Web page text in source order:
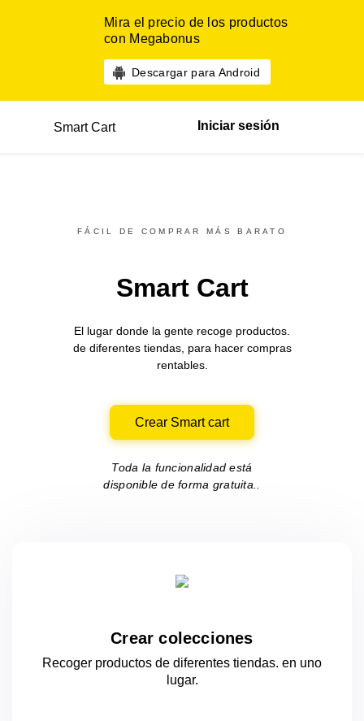
Mira el precio de los productos
con Megabonus
Descargar para Android
Smart Cart Iniciar sesión
FÁCIL DE COMPRAR MÁS BARATO
Smart Cart
El lugar donde la gente recoge productos.
de diferentestiendas, para hacer compras
rentables.
Crear Smart cart
Toda la funcionalidad está
disponible de forma gratuita..
Crear colecciones
Recoger productos de diferentes tiendas. en uno
lugar.